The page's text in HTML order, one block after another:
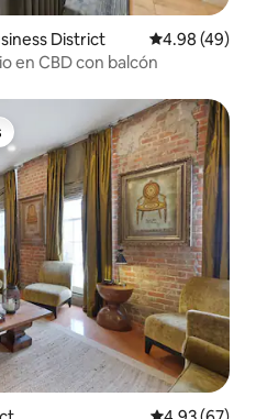
District Calificación
4.98 (49)
en CBD con balcón